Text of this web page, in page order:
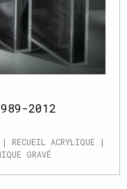
2012
RECUEIL ACRYLIQUE |
GRAVÉ